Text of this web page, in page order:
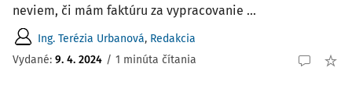
neviem, či mám faktúru za vypracovanie ...
Ing. Terézia Urbanová, Redakcia
Vydané: 9. 4. 2024 / 1 minúta čítania